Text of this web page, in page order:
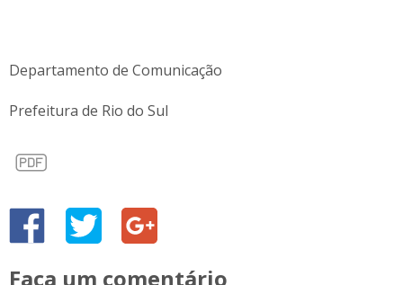
Departamento de Comunicação
Prefeitura de Rio do Sul
Faça um comentário